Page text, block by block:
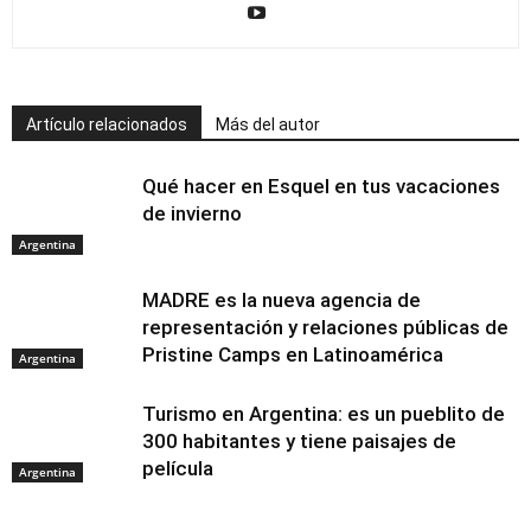
Artículo relacionados Más del autor
Argentina
Qué hacer en Esquel en tus vacaciones
de invierno
Argentina
MADRE es la nueva agencia de
representación y relaciones públicas de
Pristine Camps en Latinoamérica
Argentina
Turismo en Argentina: es un pueblito de
300 habitantes y tiene paisajes de
película